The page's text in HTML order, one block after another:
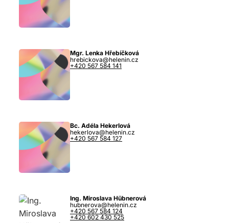
Mgr. Lenka Hřebíčková
hrebickova@helenin.cz
+420 567 584 141
Bc. Adéla Hekerlová
hekerlova@helenin.cz
+420 567 584 127
Ing. Miroslava Hübnerová
hubnerova@helenin.cz
+420 567 584 124
+420 602 430 525